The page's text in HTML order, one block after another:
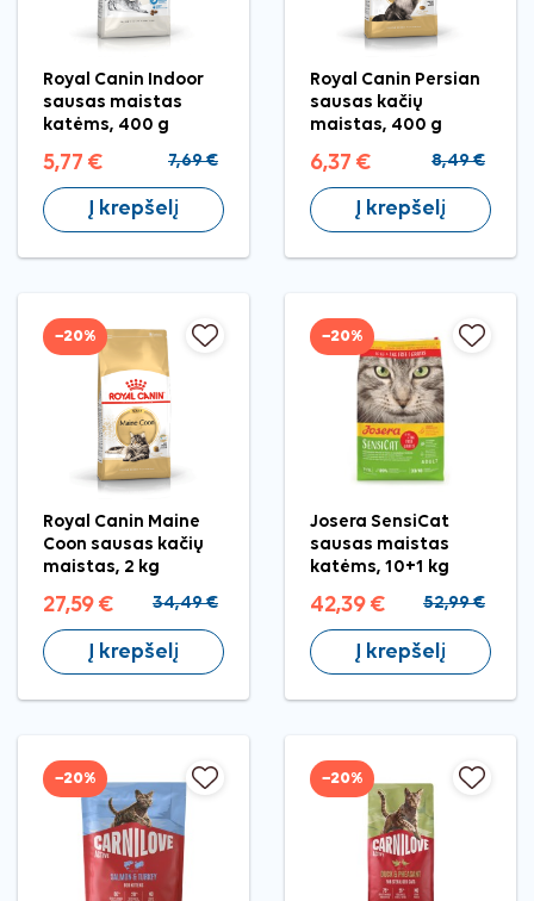
Royal Canin Indoor
sausas maistas
katėms, 400 g
5,77 € 7,69 €
Į krepšelį
Royal Canin Persian
sausas kačių
maistas, 400 g
6,37 € 8,49 €
Į krepšelį
−20%
Royal Canin Maine
Coon sausas kačių
maistas, 2 kg
27,59 € 34,49 €
Į krepšelį
−20%
Josera SensiCat
sausas maistas
katėms, 10+1 kg
42,39 € 52,99 €
Į krepšelį
−20% −20%